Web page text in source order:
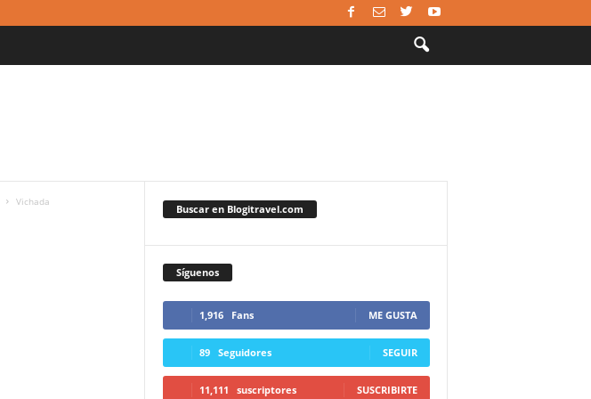
Vichada
Buscar en Blogitravel.com
Síguenos
1,916 Fans ME GUSTA
89 Seguidores SEGUIR
11,111 suscriptores SUSCRIBIRTE